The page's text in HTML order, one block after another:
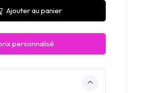
Ajouter au panier
personnalisé